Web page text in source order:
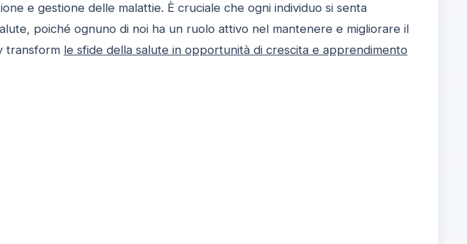
e gestione delle malattie. È cruciale che ogni individuo si senta
poiché ognuno di noi ha un ruolo attivo nel mantenere e migliorare il
transform le sfide della salute in opportunità di crescita e apprendimento